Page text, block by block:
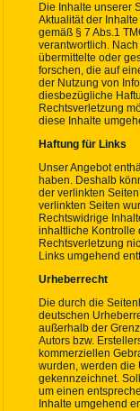
Die Inhalte unserer
Aktualität der
gemäß § 7 Abs.1
verantwortlich.
übermittelte oder
forschen, die auf
der Nutzung von
diesbezügliche
Rechtsverletzung
diese Inhalte
Haftung für Links
Unser Angebot
haben. Deshalb
der verlinkten
verlinkten Seiten
Rechtswidrige
inhaltliche Kontrolle
Rechtsverletzung
Links umgehend
Urheberrecht
Die durch die
deutschen
außerhalb der
Autors bzw.
kommerziellen
wurden, werden die
gekennzeichnet.
um einen
Inhalte umgehend